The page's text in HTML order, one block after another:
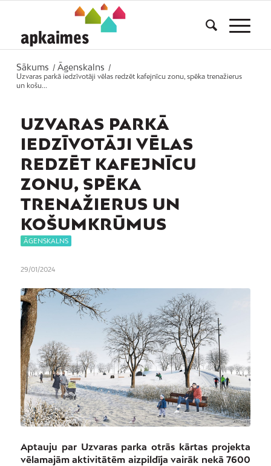
Sākums / Āgenskalns
/
Uzvaras parkā iedzīvotāji vēlas redzēt kafejnīcu zonu, spēka trenažierus
un košu...
UZVARAS PARKĀ
IEDZĪVOTĀJI VĒLAS
REDZĒT KAFEJNĪCU
ZONU, SPĒKA
TRENAŽIERUS UN
KOŠUMKRŪMUS
ĀGENSKALNS
29/01/2024
Aptauju par Uzvaras parka otrās kārtas projekta
vēlamajām aktivitātēm aizpildīja vairāk nekā 7600